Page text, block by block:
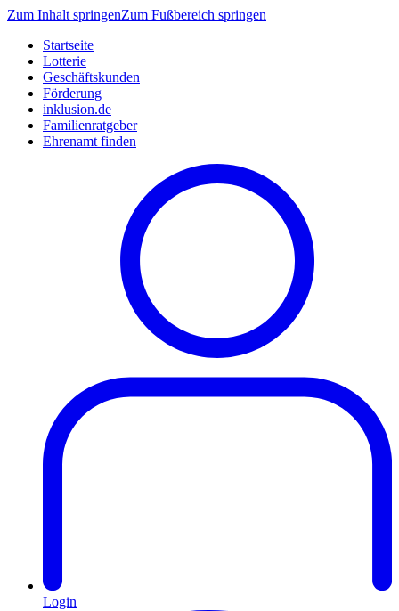
Zum Inhalt springenZum Fußbereich springen
Startseite
Lotterie
Geschäftskunden
Förderung
inklusion.de
Familienratgeber
Ehrenamt finden
Login